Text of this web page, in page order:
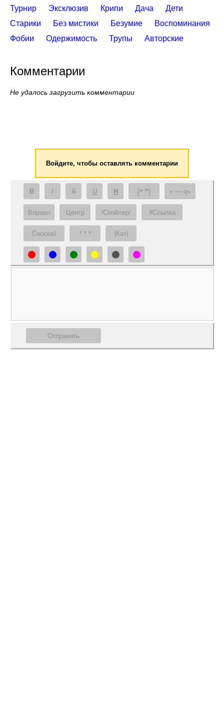
Турнир Эксклюзив Крипи Дача
Дети
Старики
Без мистики Безумие
Воспоминания
Фобии
Одержимость Трупы Авторские
Комментарии
Не удалось загрузить комментарии
Войдите, чтобы оставлять комментарии
B I S U H [❝ ❞] — q
Вправо Центр /Спойлер/ #Ссылка
Сноска1 * * * |Кат|